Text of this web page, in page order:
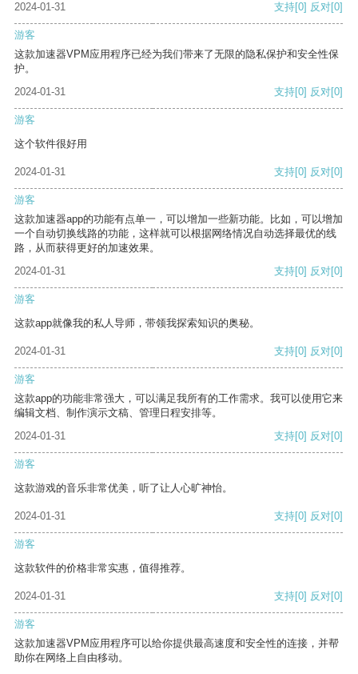
2024-01-31 支持[0] 反对[0]
游客
这款加速器VPM应用程序已经为我们带来了无限的隐私保护和安全性保
护。
2024-01-31
支持[0] 反对[0]
游客
这个软件很好用
2024-01-31 支持[0] 反对[0]
游客
这款加速器app的功能有点单一，可以增加一些新功能。比如，可以增加
一个自动切换线路的功能，这样就可以根据网络情况自动选择最优的线
路，从而获得更好的加速效果。
2024-01-31
支持[0] 反对[0]
游客
这款app就像我的私人导师，带领我探索知识的奥秘。
2024-01-31 支持[0] 反对[0]
游客
这款app的功能非常强大，可以满足我所有的工作需求。我可以使用它来
编辑文档、制作演示文稿、管理日程安排等。
2024-01-31
支持[0] 反对[0]
游客
这款游戏的音乐非常优美，听了让人心旷神怡。
2024-01-31 支持[0] 反对[0]
游客
这款软件的价格非常实惠，值得推荐。
2024-01-31 支持[0] 反对[0]
游客
这款加速器VPM应用程序可以给你提供最高速度和安全性的连接，并帮
助你在网络上自由移动。